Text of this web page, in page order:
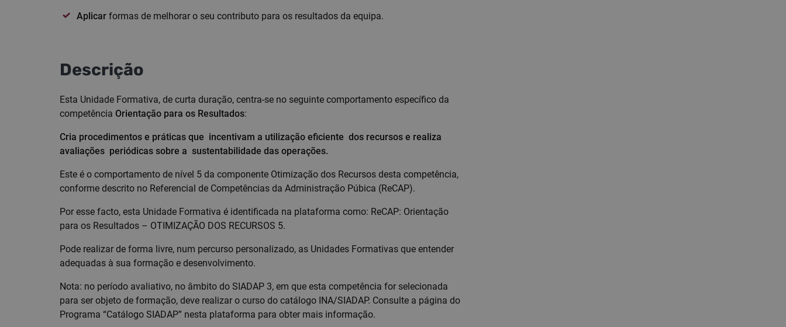
Aplicar formas de melhorar o seu contributo para os resultados da equipa.
Descrição
Esta Unidade Formativa, de curta duração, centra-se no seguinte comportamento específico da
competência Orientação para os Resultados:
Cria procedimentos e práticas que incentivam a utilização eficiente dos recursos e realiza
avaliações periódicas sobre a sustentabilidade das operações.
Este é o comportamento de nível 5 da componente Otimização dos Recursos desta competência,
conforme descrito no Referencial de Competências da Administração Púbica (ReCAP).
Por esse facto, esta Unidade Formativa é identificada na plataforma como: ReCAP: Orientação
para os Resultados – OTIMIZAÇÃO DOS RECURSOS 5.
Pode realizar de forma livre, num percurso personalizado, as Unidades Formativas que entender
adequadas à sua formação e desenvolvimento.
Nota: no período avaliativo, no âmbito do SIADAP 3, em que esta competência for selecionada
para ser objeto de formação, deve realizar o curso do catálogo INA/SIADAP. Consulte a página do
Programa “Catálogo SIADAP” nesta plataforma para obter mais informação.